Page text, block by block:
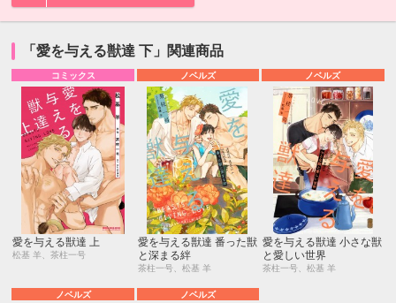
「愛を与える獣達 下」関連商品
コミックス
愛を与える獣達 上
松基 羊、茶柱一号
ノベルズ
愛を与える獣達 番った獣
と深まる絆
茶柱一号、松基 羊
ノベルズ
愛を与える獣達 小さな獣
と愛しい世界
茶柱一号、松基 羊
ノベルズ ノベルズ